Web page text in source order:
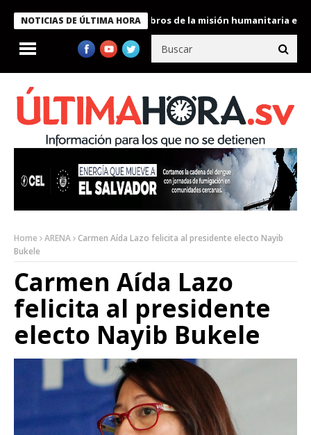
NOTICIAS DE ÚLTIMA HORA
Bukele condecora a miembros de la misión humanitaria enviada
Home ARENA Carmen Aída Lazo felicita al presidente electo Nayib
Bukele
Carmen Aída Lazo
felicita al presidente
electo Nayib Bukele